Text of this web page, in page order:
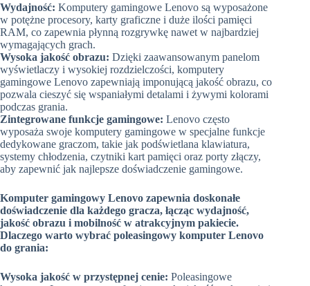
Wydajność: Komputery gamingowe Lenovo są wyposażone
w potężne procesory, karty graficzne i duże ilości pamięci
RAM, co zapewnia płynną rozgrywkę nawet w najbardziej
wymagających grach.
Wysoka jakość obrazu: Dzięki zaawansowanym panelom
wyświetlaczy i wysokiej rozdzielczości, komputery
gamingowe Lenovo zapewniają imponującą jakość obrazu, co
pozwala cieszyć się wspaniałymi detalami i żywymi kolorami
podczas grania.
Zintegrowane funkcje gamingowe: Lenovo często
wyposaża swoje komputery gamingowe w specjalne funkcje
dedykowane graczom, takie jak podświetlana klawiatura,
systemy chłodzenia, czytniki kart pamięci oraz porty złączy,
aby zapewnić jak najlepsze doświadczenie gamingowe.
Komputer gamingowy Lenovo zapewnia doskonałe
doświadczenie dla każdego gracza, łącząc wydajność,
jakość obrazu i mobilność w atrakcyjnym pakiecie.
Dlaczego warto wybrać poleasingowy komputer Lenovo
do grania:
Wysoka jakość w przystępnej cenie: Poleasingowe